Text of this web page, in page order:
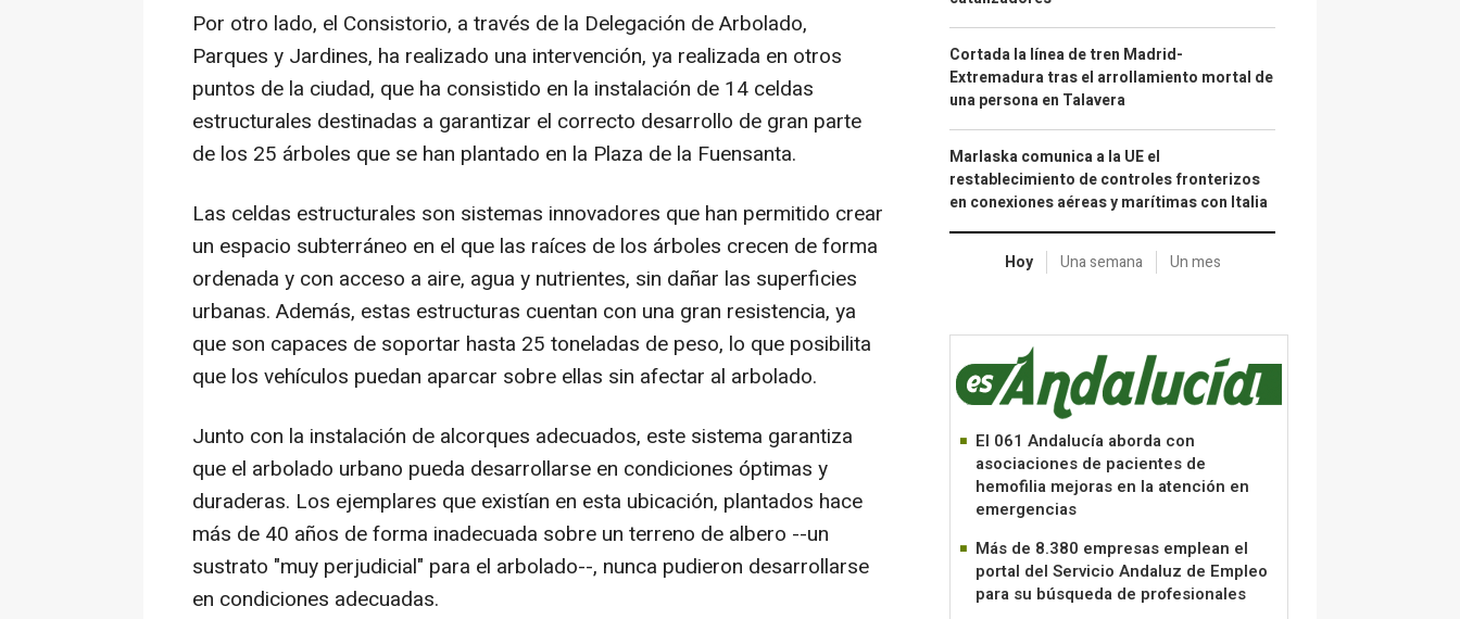
Por otro lado, el Consistorio, a través de la Delegación de Arbolado,
Parques y Jardines, ha realizado una intervención, ya realizada en otros
puntos de la ciudad, que ha consistido en la instalación de 14 celdas
estructurales destinadas a garantizar el correcto desarrollo de gran parte
de los 25 árboles que se han plantado en la Plaza de la Fuensanta.
Las celdas estructurales son sistemas innovadores que han permitido crear
un espacio subterráneo en el que las raíces de los árboles crecen de forma
ordenada y con acceso a aire, agua y nutrientes, sin dañar las superficies
urbanas. Además, estas estructuras cuentan con una gran resistencia, ya
que son capaces de soportar hasta 25 toneladas de peso, lo que posibilita
que los vehículos puedan aparcar sobre ellas sin afectar al arbolado.
Junto con la instalación de alcorques adecuados, este sistema garantiza
que el arbolado urbano pueda desarrollarse en condiciones óptimas y
duraderas. Los ejemplares que existían en esta ubicación, plantados hace
más de 40 años de forma inadecuada sobre un terreno de albero --un
sustrato "muy perjudicial" para el arbolado--, nunca pudieron desarrollarse
en condiciones adecuadas.
Cortada la línea de tren Madrid-
Extremadura tras el arrollamiento mortal de
una persona en Talavera
Marlaska comunica a la UE el
restablecimiento de controles fronterizos
en conexiones aéreas y marítimas con Italia
Hoy Una semana Un mes
El 061 Andalucía aborda con
asociaciones de pacientes de
hemofilia mejoras en la atención en
emergencias
Más de 8.380 empresas emplean el
portal del Servicio Andaluz de Empleo
para su búsqueda de profesionales